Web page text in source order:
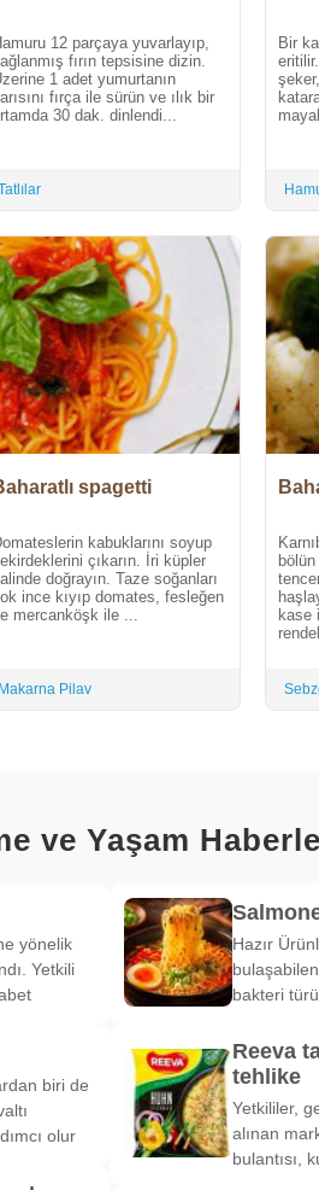
12 parçaya yuvarlayıp,
fırın tepsisine dizin.
1 adet yumurtanın
fırça ile sürün ve ılık bir
30 dak. dinlendi...
Bir
spagetti
kabuklarını soyup
çıkarın. İri küpler
doğrayın. Taze soğanları
ince kıyıp domates, fesleğen
mercanköşk ile ...
Makarna Pilav
kase
ve Yaşam
yönelik
Yetkili
biri de
olur
Hazır
bakteri
Reeva
tehlike
Yetkililer,
alınan
bulantısı,